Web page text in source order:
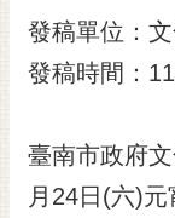
市民互動
發稿單位：
發稿時間：
臺南市政府
月24日(六)